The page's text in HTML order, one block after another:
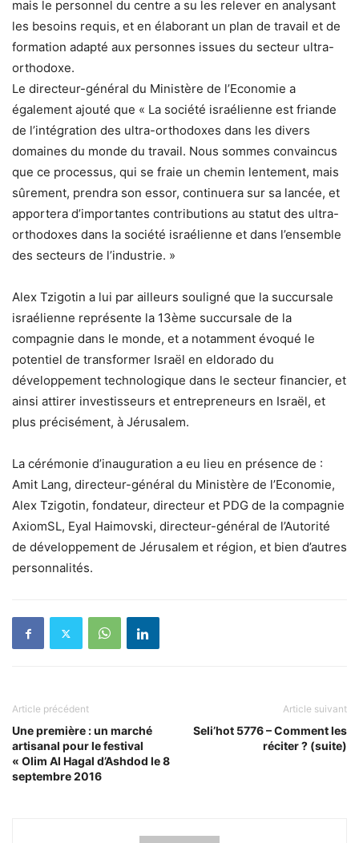
mais le personnel du centre a su les relever en analysant
les besoins requis, et en élaborant un plan de travail et de
formation adapté aux personnes issues du secteur ultra-
orthodoxe.
Le directeur-général du Ministère de l’Economie a
également ajouté que « La société israélienne est friande
de l’intégration des ultra-orthodoxes dans les divers
domaines du monde du travail. Nous sommes convaincus
que ce processus, qui se fraie un chemin lentement, mais
sûrement, prendra son essor, continuera sur sa lancée, et
apportera d’importantes contributions au statut des ultra-
orthodoxes dans la société israélienne et dans l’ensemble
des secteurs de l’industrie. »
Alex Tzigotin a lui par ailleurs souligné que la succursale
israélienne représente la 13ème succursale de la
compagnie dans le monde, et a notamment évoqué le
potentiel de transformer Israël en eldorado du
développement technologique dans le secteur financier, et
ainsi attirer investisseurs et entrepreneurs en Israël, et
plus précisément, à Jérusalem.
La cérémonie d’inauguration a eu lieu en présence de :
Amit Lang, directeur-général du Ministère de l’Economie,
Alex Tzigotin, fondateur, directeur et PDG de la compagnie
AxiomSL, Eyal Haimovski, directeur-général de l’Autorité
de développement de Jérusalem et région, et bien d’autres
personnalités.
Article précédent
Une première : un marché
artisanal pour le festival
« Olim Al Hagal d’Ashdod le 8
septembre 2016
Article suivant
Seli’hot 5776 – Comment les
réciter ? (suite)